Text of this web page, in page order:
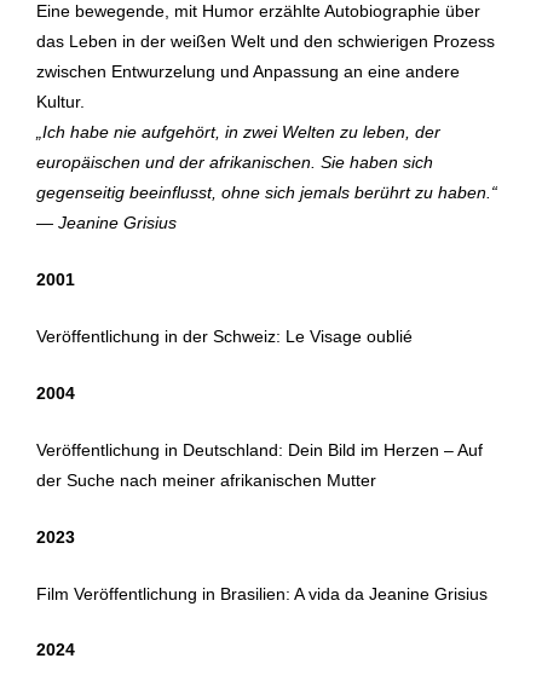
meiner
afrikanischen
Mutter
Jeanine
Grisius
Eine bewegende, mit Humor erzählte Autobiographie über
das Leben in der weißen Welt und den schwierigen Prozess
zwischen Entwurzelung und Anpassung an eine andere
Kultur.
„Ich habe nie aufgehört, in zwei Welten zu leben, der
europäischen und der afrikanischen. Sie haben sich
gegenseitig beeinflusst, ohne sich jemals berührt zu haben.“
— Jeanine Grisius
2001
Veröffentlichung in der Schweiz: Le Visage oublié
2004
Veröffentlichung in Deutschland: Dein Bild im Herzen – Auf
der Suche nach meiner afrikanischen Mutter
2023
Film Veröffentlichung in Brasilien: A vida da Jeanine Grisius
2024